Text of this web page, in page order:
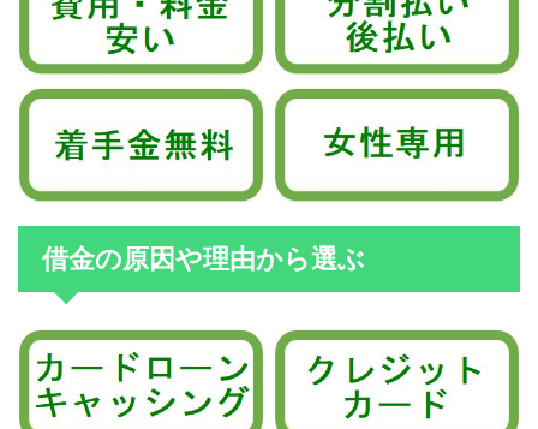
借金の原因や理由から選ぶ